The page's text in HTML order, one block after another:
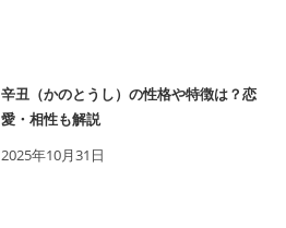
辛丑（かのとうし）の性格や特徴は？恋
愛・相性も解説
2025年10月31日